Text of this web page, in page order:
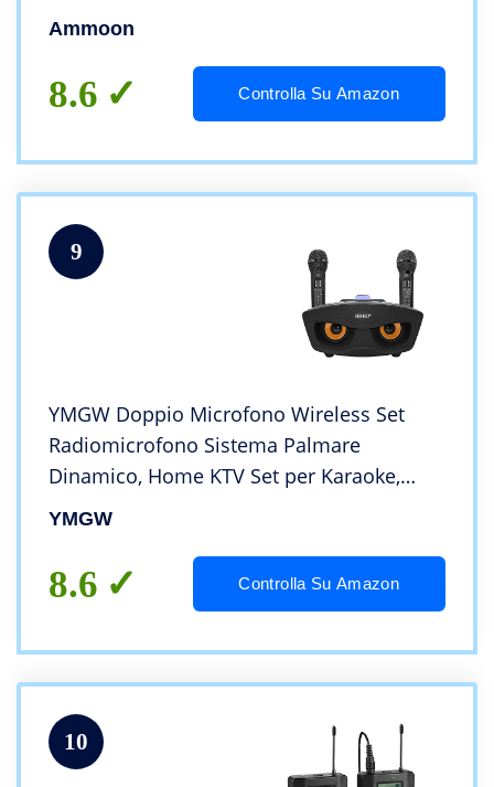
Microfoni per La Festa di Incontro Palco
Ammoon
8.6 Controlla Su Amazon
9
YMGW Doppio Microfono Wireless Set
Radiomicrofono Sistema Palmare
Dinamico, Home KTV Set per Karaoke,
Party, DJ, Chiesa, Matrimonio, Riunione,
YMGW
8.6 Controlla Su Amazon
10